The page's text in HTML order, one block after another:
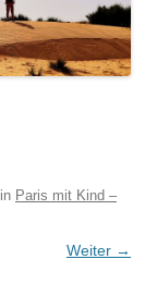
in Paris mit Kind –
Weiter →